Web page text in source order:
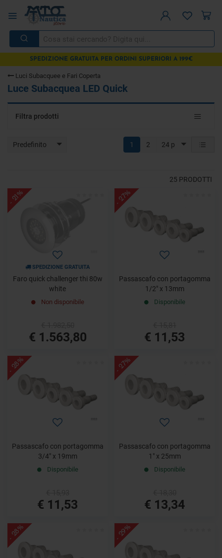
SPEDIZIONE GRATUITA PER ORDINI SUPERIORI A 199€
Luci Subacquee e Fari Coperta
Luce Subacquea LED Quick
Toggle
Filtra prodotti
Predefinito 24 p
1 2
25 PRODOTTI
- 21%
SPEDIZIONE GRATUITA
Faro quick challenger thi 80w
white
Non disponibile
€ 1.563,80
- 27%
Passascafo con portagomma
1/2" x 13mm
Disponibile
€ 11,53
- 28%
Passascafo con portagomma
3/4" x 19mm
Disponibile
€ 11,53
- 27%
Passascafo con portagomma
1" x 25mm
Disponibile
€ 13,34
- 28% - 29%